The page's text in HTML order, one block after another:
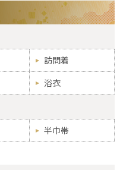
訪問着
浴衣
半巾帯